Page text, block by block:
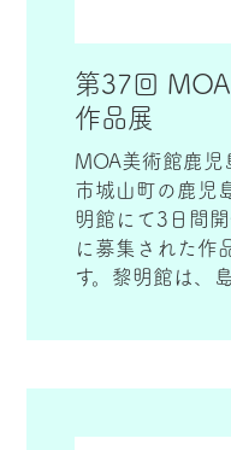
第37回
作品展
MOA美術館鹿児
市城山町の鹿児
明館にて3日間
に募集された作
す。黎明館は、
で、子供たちの